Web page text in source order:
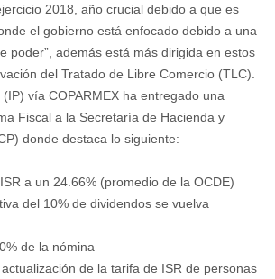
2018, año crucial debido a que es
el gobierno está enfocado debido a una
poder”, además está más dirigida en estos
del Tratado de Libre Comercio (TLC).
vía COPARMEX ha entregado una
Fiscal a la Secretaría de Hacienda y
donde destaca lo siguiente:
a un 24.66% (promedio de la OCDE)
del 10% de dividendos se vuelva
de la nómina
de la tarifa de ISR de personas